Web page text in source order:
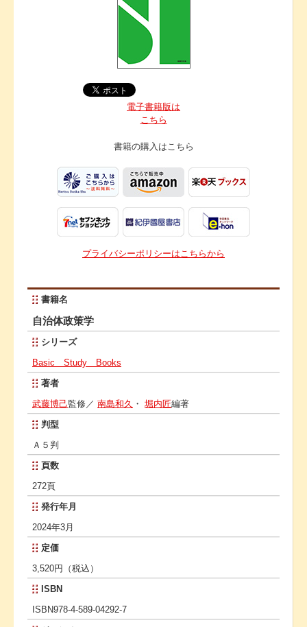
電子書籍版は
こちら
書籍の購入はこちら
プライバシーポリシーはこちらから
書籍名
自治体政策学
シリーズ
Basic Study Books
著者
武藤博己監修／ 南島和久 ・ 堀内匠編著
判型
Ａ５判
頁数
272頁
発行年月
2024年3月
定価
3,520円（税込）
ISBN
ISBN978-4-589-04292-7